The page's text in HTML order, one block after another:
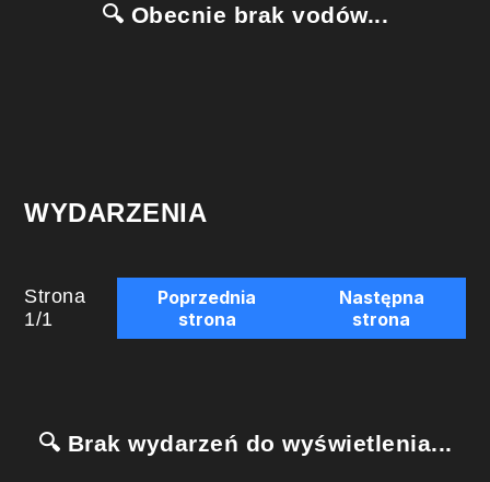
🔍 Obecnie brak vodów...
WYDARZENIA
Strona
1/1
Poprzednia
strona
Następna
strona
🔍 Brak wydarzeń do wyświetlenia...